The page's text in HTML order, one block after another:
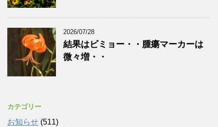
2026/07/28
結果はビミョー・・腫瘍マーカーは
微々増・・
カテゴリー
お知らせ (511)